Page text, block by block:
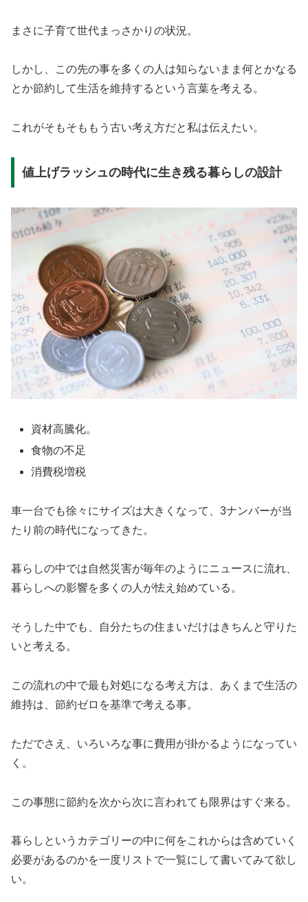
まさに子育て世代まっさかりの状況。
しかし、この先の事を多くの人は知らないまま何とかなる
とか節約して生活を維持するという言葉を考える。
これがそもそももう古い考え方だと私は伝えたい。
値上げラッシュの時代に生き残る暮らしの設計
資材高騰化。
食物の不足
消費税増税
車一台でも徐々にサイズは大きくなって、3ナンバーが当
たり前の時代になってきた。
暮らしの中では自然災害が毎年のようにニュースに流れ、
暮らしへの影響を多くの人が怯え始めている。
そうした中でも、自分たちの住まいだけはきちんと守りた
いと考える。
この流れの中で最も対処になる考え方は、あくまで生活の
維持は、節約ゼロを基準で考える事。
ただでさえ、いろいろな事に費用が掛かるようになってい
く。
この事態に節約を次から次に言われても限界はすぐ来る。
暮らしというカテゴリーの中に何をこれからは含めていく
必要があるのかを一度リストで一覧にして書いてみて欲し
い。